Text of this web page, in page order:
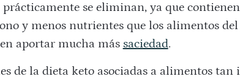
prácticamente se eliminan, ya que
y menos nutrientes que los alimentos
aportar mucha más saciedad.
de la dieta keto asociadas a alimentos